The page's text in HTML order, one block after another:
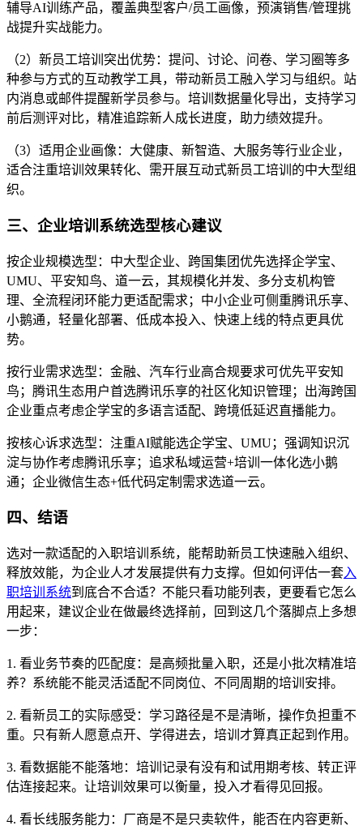
辅导AI训练产品，覆盖典型客户/员工画像，预演销售/管理挑
战提升实战能力。
（2）新员工培训突出优势：提问、讨论、问卷、学习圈等多
种参与方式的互动教学工具，带动新员工融入学习与组织。站
内消息或邮件提醒新学员参与。培训数据量化导出，支持学习
前后测评对比，精准追踪新人成长进度，助力绩效提升。
（3）适用企业画像：大健康、新智造、大服务等行业企业，
适合注重培训效果转化、需开展互动式新员工培训的中大型组
织。
三、企业培训系统选型核心建议
按企业规模选型：中大型企业、跨国集团优先选择企学宝、
UMU、平安知鸟、道一云，其规模化并发、多分支机构管
理、全流程闭环能力更适配需求；中小企业可侧重腾讯乐享、
小鹅通，轻量化部署、低成本投入、快速上线的特点更具优
势。
按行业需求选型：金融、汽车行业高合规要求可优先平安知
鸟；腾讯生态用户首选腾讯乐享的社区化知识管理；出海跨国
企业重点考虑企学宝的多语言适配、跨境低延迟直播能力。
按核心诉求选型：注重AI赋能选企学宝、UMU；强调知识沉
淀与协作考虑腾讯乐享；追求私域运营+培训一体化选小鹅
通；企业微信生态+低代码定制需求选道一云。
四、结语
选对一款适配的入职培训系统，能帮助新员工快速融入组织、
释放效能，为企业人才发展提供有力支撑。但如何评估一套入
职培训系统到底合不合适？不能只看功能列表，更要看它怎么
用起来，建议企业在做最终选择前，回到这几个落脚点上多想
一步：
1. 看业务节奏的匹配度：是高频批量入职，还是小批次精准培
养？系统能不能灵活适配不同岗位、不同周期的培训安排。
2. 看新员工的实际感受：学习路径是不是清晰，操作负担重不
重。只有新人愿意点开、学得进去，培训才算真正起到作用。
3. 看数据能不能落地：培训记录有没有和试用期考核、转正评
估连接起来。让培训效果可以衡量，投入才看得见回报。
4. 看长线服务能力：厂商是不是只卖软件，能否在内容更新、